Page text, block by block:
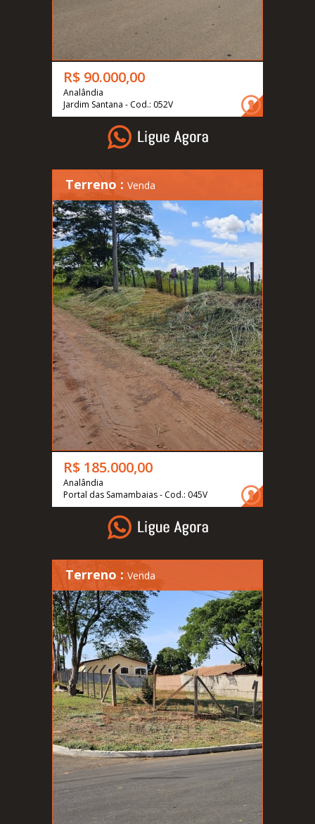
R$ 90.000,00
Analândia
Jardim Santana - Cod.: 052V
Terreno : Venda
R$ 185.000,00
Analândia
Portal das Samambaias - Cod.: 045V
Terreno : Venda